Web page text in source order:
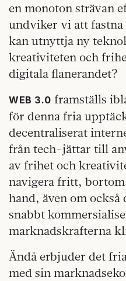
en monoton strävan
undviker vi att
kan utnyttja ny
kreativiteten och
digitala flanerandet?
WEB 3.0 framställs
för denna fria
decentraliserat
från tech-jättar till
av frihet och
navigera fritt,
hand, även om
snabbt
marknadskrafterna
Ändå erbjuder det
med sin